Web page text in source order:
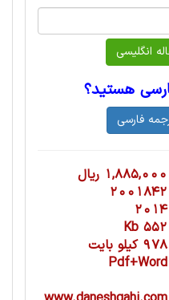
هستید؟
1,885,000 ریال
2001842
2014
552 Kb
978 کیلو بایت
Pdf+Word